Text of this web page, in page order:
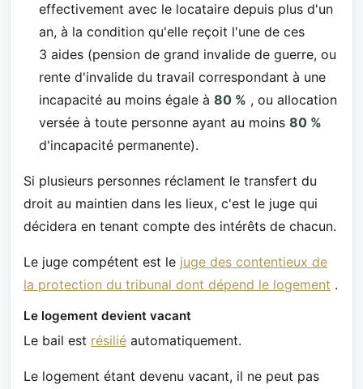
effectivement avec le locataire depuis plus d'un
an, à la condition qu'elle reçoit l'une de ces
3 aides (pension de grand invalide de guerre, ou
rente d'invalide du travail correspondant à une
incapacité au moins égale à80 % , ou allocation
versée à toute personne ayant au moins80 %
d'incapacité permanente).
Si plusieurs personnes réclament le transfert du
droit au maintien dans les lieux, c'est le juge qui
décidera en tenant compte des intérêts de chacun.
Le juge compétent est le juge des contentieux de
la protection du tribunal dont dépend le logement .
Le logement devient vacant
Le bail est résilié automatiquement.
Le logement étant devenu vacant, il ne peut pas